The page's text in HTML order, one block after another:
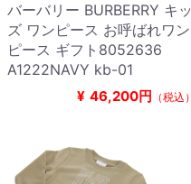
バーバリー BURBERRY キッ
ズ ワンピース お呼ばれワン
ピース ギフト8052636
A1222NAVY kb-01
¥ 46,200円 （税込）